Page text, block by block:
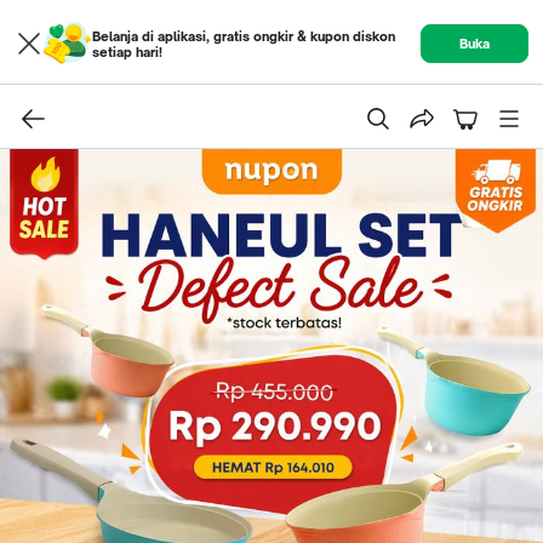
Belanja di aplikasi, gratis ongkir & kupon diskon
setiap hari!
Buka